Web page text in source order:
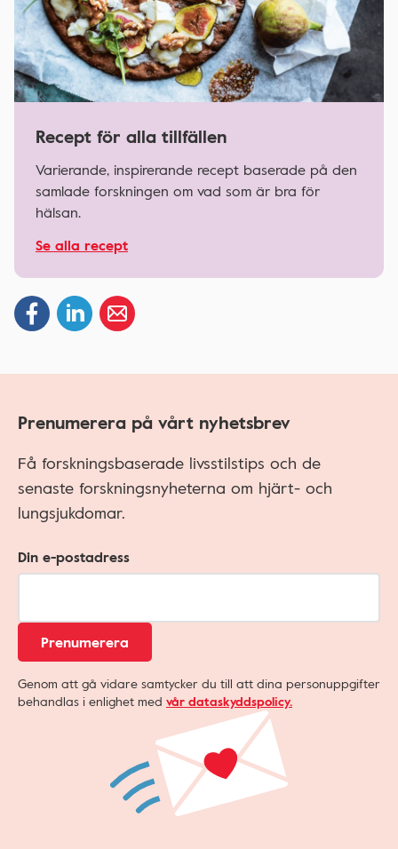
Recept för alla tillfällen
Varierande, inspirerande recept baserade på den
samlade forskningen om vad som är bra för
hälsan.
Se alla recept
Prenumerera på vårt nyhetsbrev
Få forskningsbaserade livsstilstips och de
senaste forskningsnyheterna om hjärt- och
lungsjukdomar.
Din e-postadress
Prenumerera
Genom att gå vidare samtycker du till att dina personuppgifter
behandlas i enlighet med vår dataskyddspolicy.